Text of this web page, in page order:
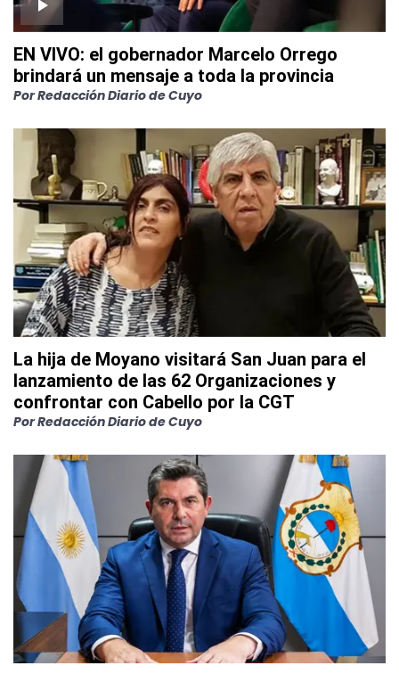
EN VIVO: el gobernador Marcelo Orrego
brindará un mensaje a toda la provincia
PorRedacción Diario de Cuyo
La hija de Moyano visitará San Juan para el
lanzamiento de las 62 Organizaciones y
confrontar con Cabello por la CGT
PorRedacción Diario de Cuyo